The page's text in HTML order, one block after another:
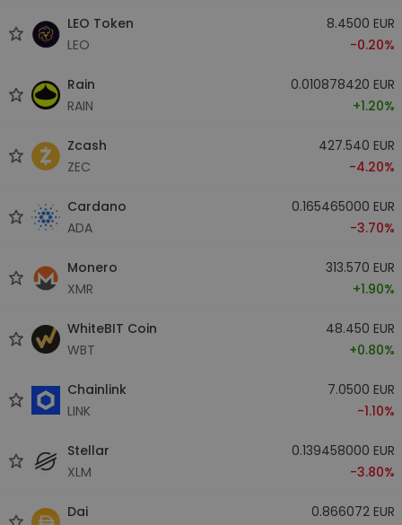
LEO Token
LEO
8.4500 EUR
-0.20%
Rain
RAIN
0.010878420 EUR
+1.20%
Zcash
ZEC
427.540 EUR
-4.20%
Cardano
ADA
0.165465000 EUR
-3.70%
Monero
XMR
313.570 EUR
+1.90%
WhiteBIT Coin
WBT
48.450 EUR
+0.80%
Chainlink
LINK
7.0500 EUR
-1.10%
Stellar
XLM
0.139458000 EUR
-3.80%
Dai
0.866072 EUR